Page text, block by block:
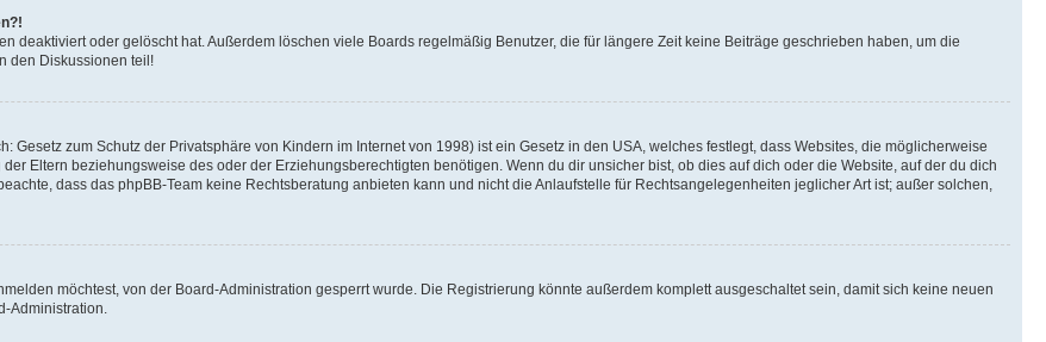
deaktiviert oder gelöscht hat. Außerdem löschen viele Boards regelmäßig Benutzer, die für längere Zeit keine Beiträge geschrieben haben, um die
den Diskussionen teil!
Gesetz zum Schutz der Privatsphäre von Kindern im Internet von 1998) ist ein Gesetz in den USA, welches festlegt, dass Websites, die möglicherweise
Eltern beziehungsweise des oder der Erziehungsberechtigten benötigen. Wenn du dir unsicher bist, ob dies auf dich oder die Website, auf der du dich
dass das phpBB-Team keine Rechtsberatung anbieten kann und nicht die Anlaufstelle für Rechtsangelegenheiten jeglicher Art ist; außer solchen,
möchtest, von der Board-Administration gesperrt wurde. Die Registrierung könnte außerdem komplett ausgeschaltet sein, damit sich keine neuen
Administration.